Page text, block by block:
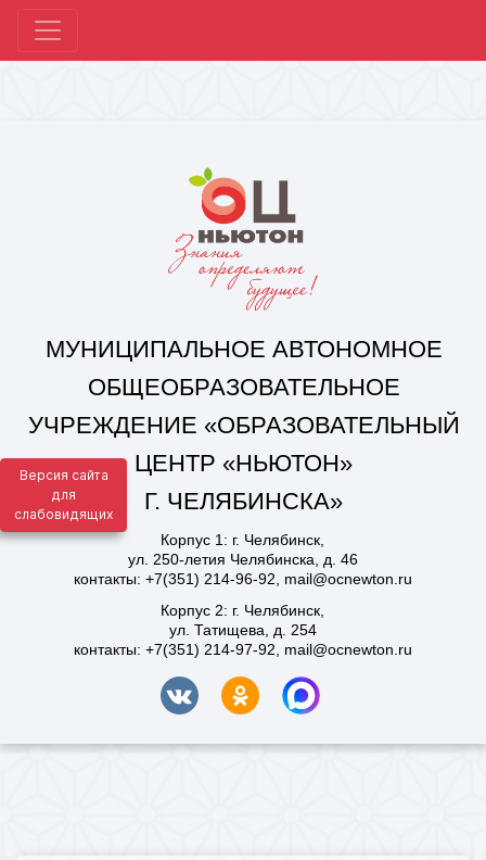
Версия сайта
для
слабовидящих
Корпус 1: г. Челябинск,
ул. 250-летия Челябинска, д. 46
Корпус 2: г. Челябинск,
контакты: +7(351) 214-97-92, mail@ocnewton.ru
МУНИЦИПАЛЬНОЕ АВТОНОМНОЕ
ОБЩЕОБРАЗОВАТЕЛЬНОЕ
УЧРЕЖДЕНИЕ «ОБРАЗОВАТЕЛЬНЫЙ
Г. ЧЕЛЯБИНСКА»